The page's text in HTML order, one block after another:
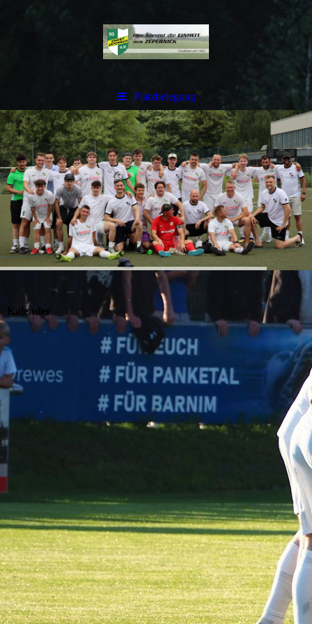
Platzbelegung
Kalender